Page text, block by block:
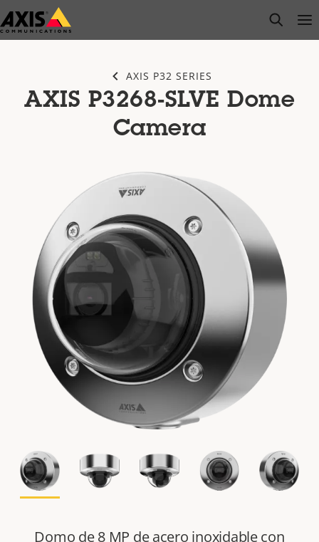
Saltar
al
open
AXIS P32 SERIES
AXIS P3268-SLVE Dome
Camera
Domo de 8 MP de acero inoxidable con